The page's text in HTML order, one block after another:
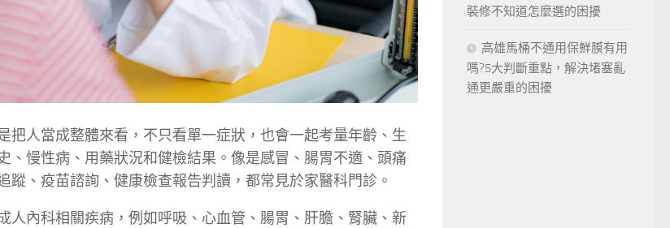
把人當成整體來看，不只看單一症狀，也會一起考量年齡、生
、慢性病、用藥狀況和健檢結果。像是感冒、腸胃不適、頭痛
蹤、疫苗諮詢、健康檢查報告判讀，都常見於家醫科門診。
人內科相關疾病，例如呼吸、心血管、腸胃、肝膽、腎臟、新
裝修不知道怎麼選的困擾
高雄馬桶不通用保鮮膜有用
嗎?5大判斷重點，解決堵塞亂
通更嚴重的困擾